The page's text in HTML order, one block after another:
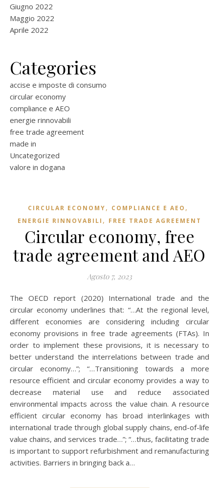
Giugno 2022
Maggio 2022
Aprile 2022
Categories
accise e imposte di consumo
circular economy
compliance e AEO
energie rinnovabili
free trade agreement
made in
Uncategorized
valore in dogana
CIRCULAR ECONOMY, COMPLIANCE E AEO ,
ENERGIE RINNOVABILI , FREE TRADE AGREEMENT
Circular economy, free
trade agreement and AEO
Agosto 7, 2023
The OECD report (2020) International trade and the
circular economy underlines that: “…At the regional level,
different economies are considering including circular
economy provisions in free trade agreements (FTAs). In
order to implement these provisions, it is necessary to
better understand the interrelations between trade and
circular economy…”; “…Transitioning towards a more
resource efficient and circular economy provides a way to
decrease material use and reduce associated
environmental impacts across the value chain. A resource
efficient circular economy has broad interlinkages with
international trade through global supply chains, end-of-life
value chains, and services trade…”; “…thus, facilitating trade
is important to support refurbishment and remanufacturing
activities. Barriers in bringing back a…